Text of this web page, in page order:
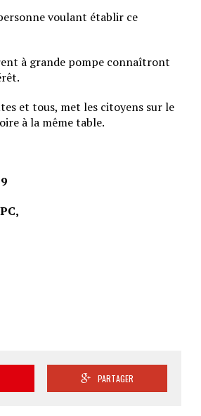
voulant établir ce
à grande pompe connaîtront
et tous, met les citoyens sur le
à la même table.
PARTAGER